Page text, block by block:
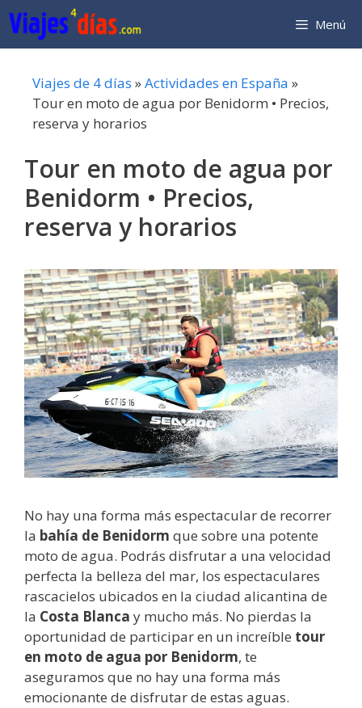
Saltar
al
contenido
Menú
Viajes de 4 días »Actividades en España »
Tour en moto de agua por Benidorm • Precios,
reserva y horarios
Tour en moto de agua por
Benidorm • Precios,
reserva y horarios
No hay una forma más espectacular de recorrer
la bahía de Benidorm que sobre una potente
moto de agua. Podrás disfrutar a una velocidad
perfecta la belleza del mar, los espectaculares
rascacielos ubicados en la ciudad alicantina de
la Costa Blanca y mucho más. No pierdas la
oportunidad de participar en un increíble tour
en moto de agua por Benidorm, te
aseguramos que no hay una forma más
emocionante de disfrutar de estas aguas.